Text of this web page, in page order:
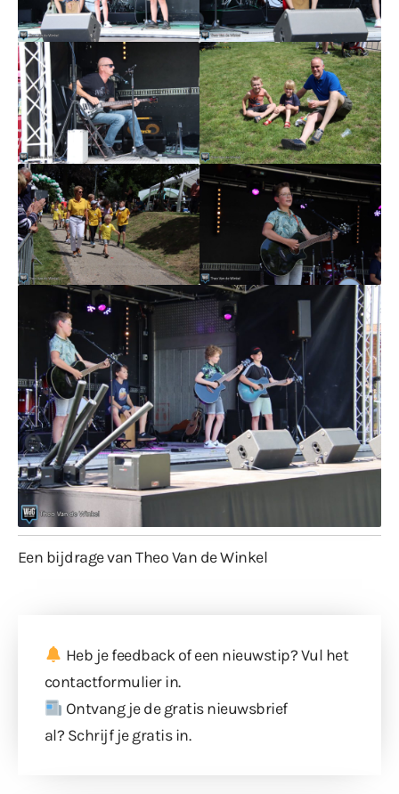
Een bijdrage van Theo Van de Winkel
Heb je feedback of een nieuwstip? Vul het
contactformulierin.
Ontvang je de gratis nieuwsbrief
al? Schrijf je gratis in.